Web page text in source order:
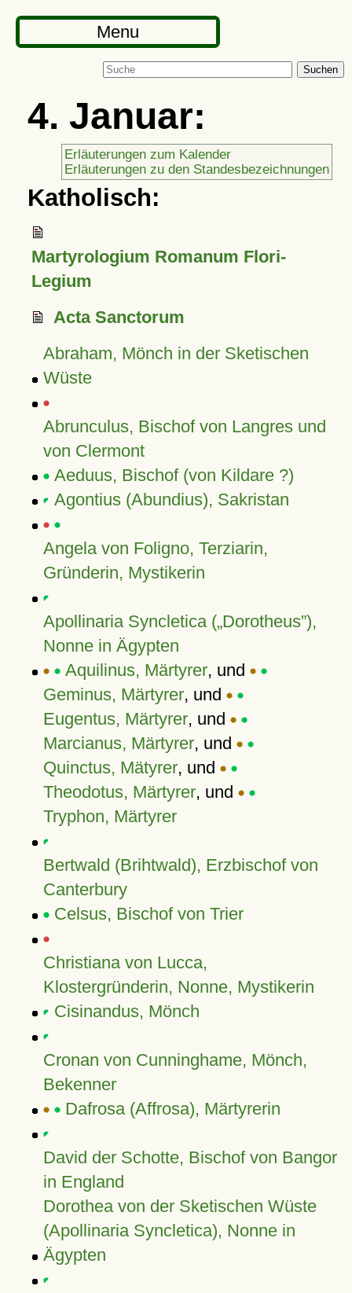
Menu
Suchen
4. Januar:
Erläuterungen zum Kalender
Erläuterungen zu den Standesbezeichnungen
Katholisch:
Martyrologium Romanum Flori-
Legium
Acta Sanctorum
Abraham, Mönch in der Sketischen
Wüste
Abrunculus, Bischof von Langres und
von Clermont
Aeduus, Bischof (von Kildare ?)
Agontius (Abundius), Sakristan
Angela von Foligno, Terziarin,
Gründerin, Mystikerin
Apollinaria Syncletica ( Dorotheus ),
Nonne in Ägypten
Aquilinus, Märtyrer, und
Geminus, Märtyrer, und
Eugentus, Märtyrer, und
Marcianus, Märtyrer, und
Quinctus, Mätyrer, und
Theodotus, Märtyrer, und
Tryphon, Märtyrer
Bertwald (Brihtwald), Erzbischof von
Canterbury
Celsus, Bischof von Trier
Christiana von Lucca,
Klostergründerin, Nonne, Mystikerin
Cisinandus, Mönch
Cronan von Cunninghame, Mönch,
Bekenner
Dafrosa (Affrosa), Märtyrerin
David der Schotte, Bischof von Bangor
in England
Dorothea von der Sketischen Wüste
(Apollinaria Syncletica), Nonne in
Ägypten